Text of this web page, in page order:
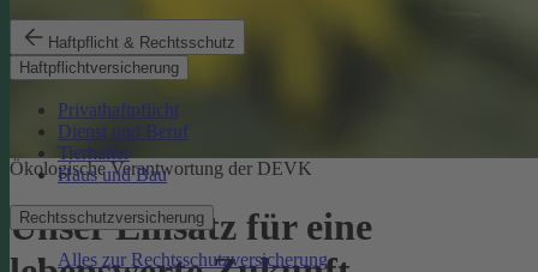
Haftpflicht & Rechtsschutz
Haftpflichtversicherung
Privathaftpflicht
Dienst und Beruf
Tierhalter
Haus und Bau
Rechtsschutzversicherung
Alles zur Rechtsschutzversicherung
Ökologische Verantwortung der DEVK
Unser Einsatz für eine